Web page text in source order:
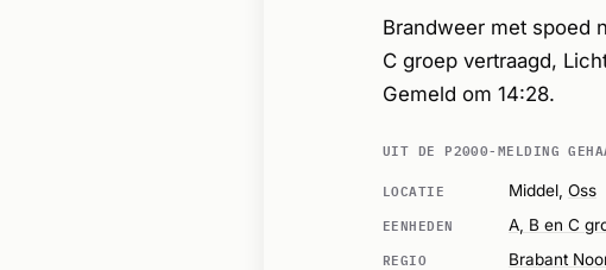
Brandweer met spoed
C groep vertraagd,
Gemeld om 14:28.
UIT DE P2000-MELDING
LOCATIE
Middel, Oss
EENHEDEN A, B en C
REGIO Brabant